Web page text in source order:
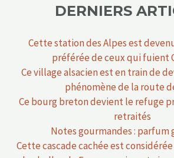
DERNIERS
Cette station des Alpes est
préférée de ceux qui fuient
Ce village alsacien est en train de
phénomène de la route
Ce bourg breton devient le refuge
retraités
Notes gourmandes : parfum
Cette cascade cachée est